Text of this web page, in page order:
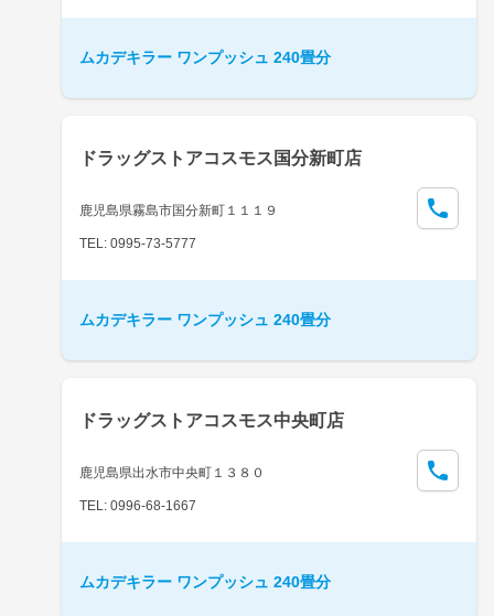
ムカデキラー ワンプッシュ 240畳分
ドラッグストアコスモス国分新町店
鹿児島県霧島市国分新町１１１９
TEL: 0995-73-5777
ムカデキラー ワンプッシュ 240畳分
ドラッグストアコスモス中央町店
鹿児島県出水市中央町１３８０
TEL: 0996-68-1667
ムカデキラー ワンプッシュ 240畳分